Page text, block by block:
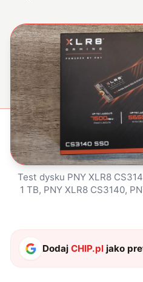
Test dysku PNY XLR8
1 TB, PNY XLR8 CS3140,
DodajCHIP.pl jako